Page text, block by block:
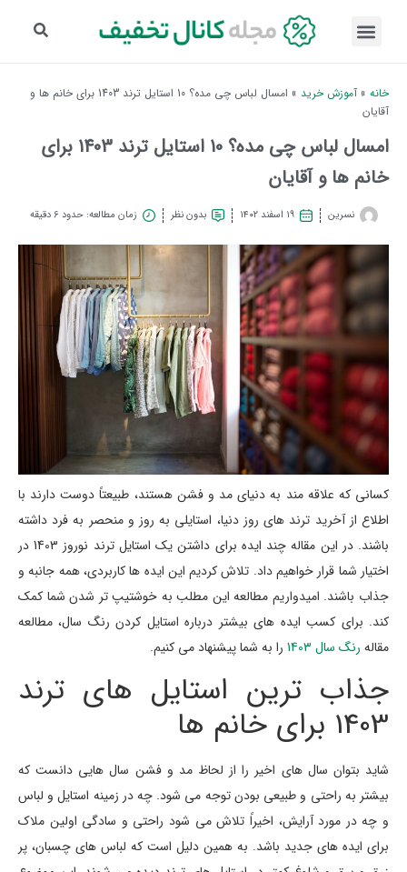
خانه » آموزش خرید »
امسال لباس چی مده؟ 10 استایل ترند 1403 برای خانم ها و
آقایان
امسال لباس چی مده؟ 10 استایل ترند 1403 برای
خانم ها و آقایان
نسرین ۱۹ اسفند ۱۴۰۲ بدون نظر زمان مطالعه: حدود 6 دقیقه
کسانی که علاقه مند به دنیای مد و فشن هستند، طبیعتاً دوست دارند با
اطلاع از آخرید ترند های روز دنیا، استایلی به روز و منحصر به فرد داشته
باشند. در این مقاله چند ایده برای داشتن یک استایل ترند نوروز 1403 در
اختیار شما قرار خواهیم داد. تلاش کردیم این ایده ها کاربردی، همه جانبه و
جذاب باشند. امیدواریم مطالعه این مطلب به خوشتیپ تر شدن شما کمک
کند. برای کسب ایده های بیشتر درباره استایل کردن رنگ سال، مطالعه
مقاله رنگ سال 1403 را به شما پیشنهاد می کنیم.
جذاب ترین استایل های ترند
1403 برای خانم ها
شاید بتوان سال های اخیر را از لحاظ مد و فشن سال هایی دانست که
بیشتر به راحتی و طبیعی بودن توجه می شود. چه در زمینه استایل و لباس
و چه در مورد آرایش، اخیراً تلاش می شود راحتی و سادگی اولین ملاک
برای ایده های جدید باشد. به همین دلیل است که لباس های چسبان، پر